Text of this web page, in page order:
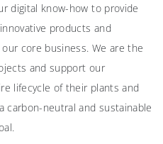
digital know-how to provide
products and
core business. We are the
and support our
lifecycle of their plants and
carbon-neutral and sustainable